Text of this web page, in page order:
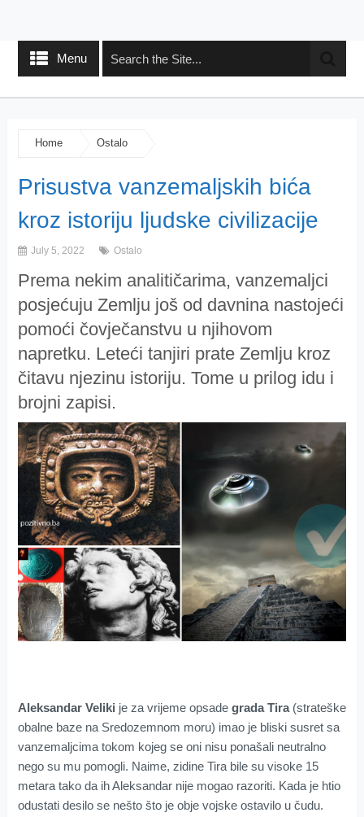
Menu
Home Ostalo
Prisustva vanzemaljskih bića
kroz istoriju ljudske civilizacije
July 5, 2022 Ostalo
Prema nekim analitičarima, vanzemaljci
posjećuju Zemlju još od davnina nastojeći
pomoći čovječanstvu u njihovom
napretku. Leteći tanjiri prate Zemlju kroz
čitavu njezinu istoriju. Tome u prilog idu i
brojni zapisi.
Aleksandar Veliki je za vrijeme opsade grada Tira(strateške
obalne baze na Sredozemnom moru) imao je bliski susret sa
vanzemaljcima tokom kojeg se oni nisu ponašali neutralno
nego su mu pomogli. Naime, zidine Tira bile su visoke 15
metara tako da ih Aleksandar nije mogao razoriti. Kada je htio
odustati desilo se nešto što je obje vojske ostavilo u čudu.